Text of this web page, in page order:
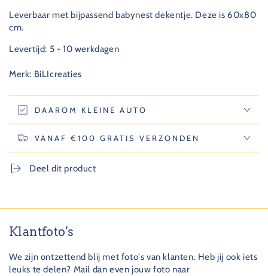
Leverbaar met bijpassend babynest dekentje. Deze is 60x80
cm.
Levertijd: 5 - 10 werkdagen
Merk: BiLIcreaties
DAAROM KLEINE AUTO
VANAF €100 GRATIS VERZONDEN
Deel dit product
Klantfoto's
We zijn ontzettend blij met foto's van klanten. Heb jij ook iets
leuks te delen? Mail dan even jouw foto naar